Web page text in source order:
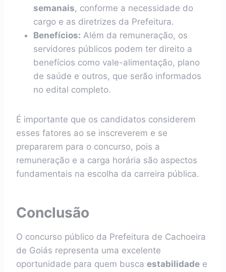
semanais, conforme a necessidade do
cargo e as diretrizes da Prefeitura.
Benefícios: Além da remuneração, os
servidores públicos podem ter direito a
benefícios como vale-alimentação, plano
de saúde e outros, que serão informados
no edital completo.
É importante que os candidatos considerem
esses fatores ao se inscreverem e se
prepararem para o concurso, pois a
remuneração e a carga horária são aspectos
fundamentais na escolha da carreira pública.
Conclusão
O concurso público da Prefeitura de Cachoeira
de Goiás representa uma excelente
oportunidade para quem busca estabilidade e